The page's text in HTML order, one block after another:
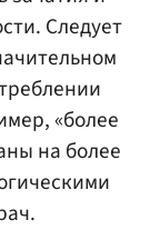
Следует
«более
на более